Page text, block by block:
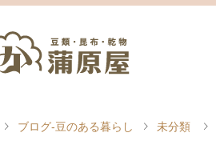
ブログ-豆のある暮らし 未分類